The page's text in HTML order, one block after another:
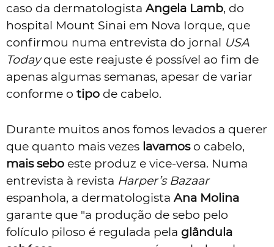
caso da dermatologista Angela Lamb, do
hospital Mount Sinai em Nova Iorque, que
confirmou numa entrevista do jornal USA
Todayque este reajuste é possível ao fim de
apenas algumas semanas, apesar de variar
conforme o tipo de cabelo.
Durante muitos anos fomos levados a querer
que quanto mais vezes lavamoso cabelo,
mais sebo este produz e vice-versa. Numa
entrevista à revista Harper’s Bazaar
espanhola, a dermatologista Ana Molina
garante que "a produção de sebo pelo
folículo piloso é regulada pela glândula